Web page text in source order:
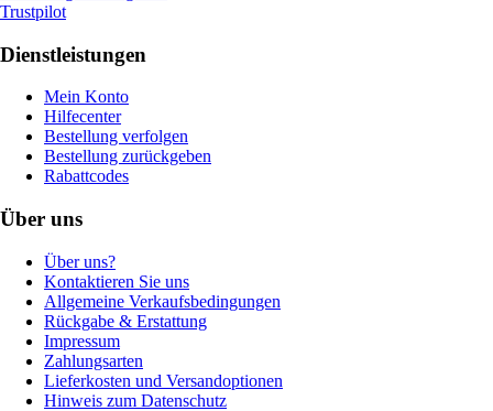
Trustpilot
Dienstleistungen
Mein Konto
Hilfecenter
Bestellung verfolgen
Bestellung zurückgeben
Rabattcodes
Über uns
Über uns?
Kontaktieren Sie uns
Allgemeine Verkaufsbedingungen
Rückgabe & Erstattung
Impressum
Zahlungsarten
Lieferkosten und Versandoptionen
Hinweis zum Datenschutz